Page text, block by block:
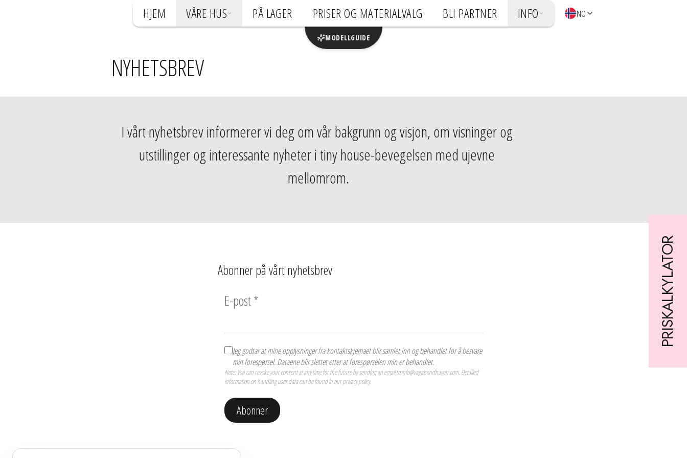
HJEM VÅRE HUS PÅ LAGER PRISER OG MATERIALVALG BLI PARTNER INFO NO
NYHETSBREV
I vårt nyhetsbrev informerer vi deg om vår bakgrunn og visjon, om visninger og
utstillinger og interessante nyheter i tiny house-bevegelsen med ujevne
mellomrom.
Abonner på vårt nyhetsbrev
E-post*
Jeg godtar at mine opplysninger fra kontaktskjemaet blir samlet inn og behandlet for å besvare
min forespørsel. Dataene blir slettet etter at forespørselen min er behandlet.
Note: You can revoke your consent at any time for the future by sending an email to info@vagabondhaven.com. Detailed
information on handling user data can be found in our privacy policy.
Abonner
Er du interessert i nyhetsbrevet vårt?
PRISKALKYLATOR
MODELLGUIDE